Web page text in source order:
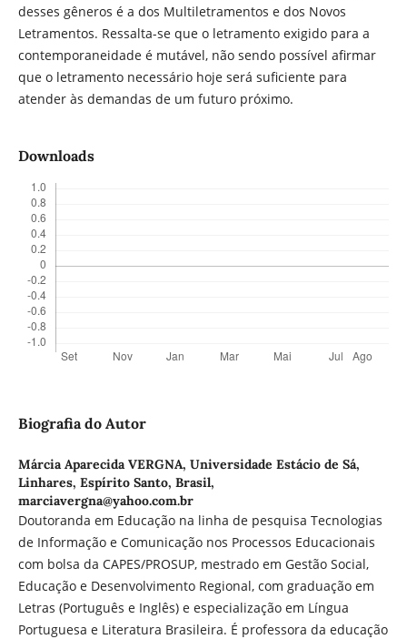
desses gêneros é a dos Multiletramentos e dos Novos
Letramentos. Ressalta-se que o letramento exigido para a
contemporaneidade é mutável, não sendo possível afirmar
que o letramento necessário hoje será suficiente para
atender às demandas de um futuro próximo.
Downloads
Biografia do Autor
Márcia Aparecida VERGNA, Universidade Estácio de Sá,
Linhares, Espírito Santo, Brasil,
marciavergna@yahoo.com.br
Doutoranda em Educação na linha de pesquisa Tecnologias
de Informação e Comunicação nos Processos Educacionais
com bolsa da CAPES/PROSUP, mestrado em Gestão Social,
Educação e Desenvolvimento Regional, com graduação em
Letras (Português e Inglês) e especialização em Língua
Portuguesa e Literatura Brasileira. É professora da educação